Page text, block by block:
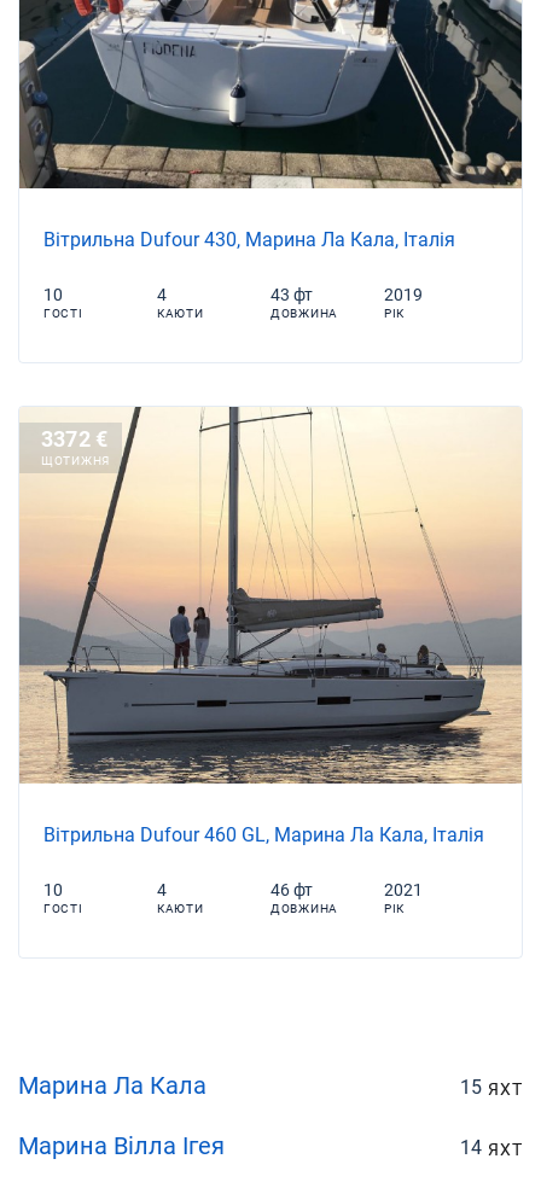
Вітрильна Dufour 430, Марина Ла Кала, Італія
10
ГОСТІ
4
КАЮТИ
43 фт
ДОВЖИНА
2019
РІК
3372 €
ЩОТИЖНЯ
Вітрильна Dufour 460 GL, Марина Ла Кала, Італія
10
ГОСТІ
4
КАЮТИ
46 фт
ДОВЖИНА
2021
РІК
Марина Ла Кала 15 ЯХТ
Марина Вілла Ігея 14 ЯХТ